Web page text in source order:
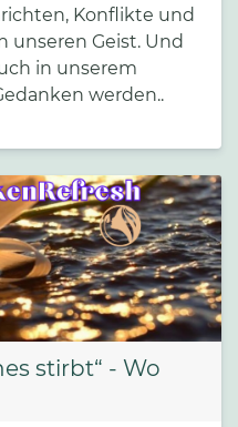
Konflikte und
unseren Geist. Und
in unserem
werden..
stirbt“ - Wo